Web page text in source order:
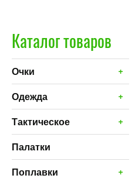
Каталог товаров
+
Очки
+
Одежда
+
Тактическое
Палатки
+
Поплавки